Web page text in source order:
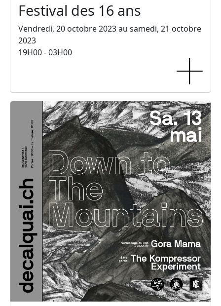
Festival des 16 ans
Vendredi, 20 octobre 2023 au samedi, 21 octobre
2023
19H00 - 03H00